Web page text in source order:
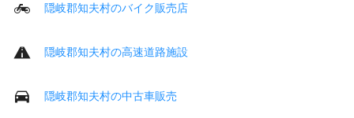
隠岐郡知夫村のバイク販売店
隠岐郡知夫村の高速道路施設
隠岐郡知夫村の中古車販売